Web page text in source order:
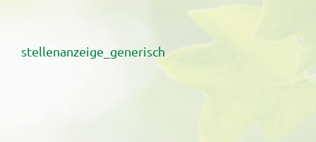
stellenanzeige_generisch